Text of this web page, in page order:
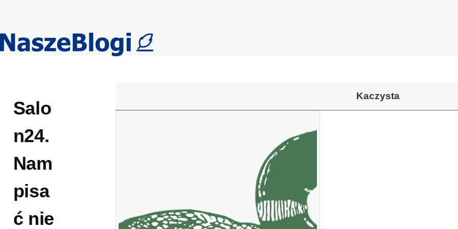
Salo
n24.
Nam
pisa
ć nie
Kaczysta